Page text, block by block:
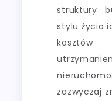
struktury
stylu życia
zazwyczaj